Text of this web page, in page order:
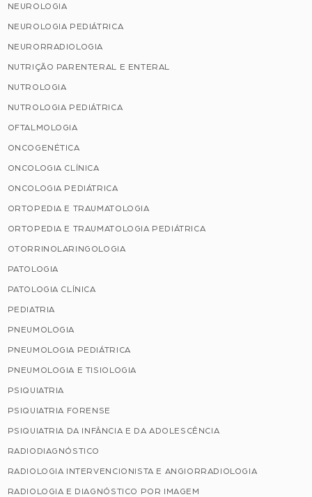
NEUROLOGIA
NEUROLOGIA PEDIÁTRICA
NEURORRADIOLOGIA
NUTRIÇÃO PARENTERAL E ENTERAL
NUTROLOGIA
NUTROLOGIA PEDIÁTRICA
OFTALMOLOGIA
ONCOGENÉTICA
ONCOLOGIA CLÍNICA
ONCOLOGIA PEDIÁTRICA
ORTOPEDIA E TRAUMATOLOGIA
ORTOPEDIA E TRAUMATOLOGIA PEDIÁTRICA
OTORRINOLARINGOLOGIA
PATOLOGIA
PATOLOGIA CLÍNICA
PEDIATRIA
PNEUMOLOGIA
PNEUMOLOGIA PEDIÁTRICA
PNEUMOLOGIA E TISIOLOGIA
PSIQUIATRIA
PSIQUIATRIA FORENSE
PSIQUIATRIA DA INFÂNCIA E DA ADOLESCÊNCIA
RADIODIAGNÓSTICO
RADIOLOGIA INTERVENCIONISTA E ANGIORRADIOLOGIA
RADIOLOGIA E DIAGNÓSTICO POR IMAGEM